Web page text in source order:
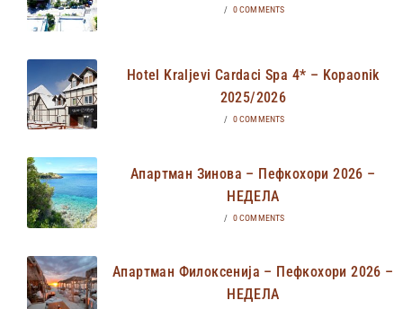
/ 0 COMMENTS
Hotel Kraljevi Cardaci Spa 4* – Kopaonik
2025/2026
/ 0 COMMENTS
Апартман Зинова – Пефкохори 2026 –
НЕДЕЛА
/ 0 COMMENTS
Апартман Филоксенија – Пефкохори 2026 –
НЕДЕЛА